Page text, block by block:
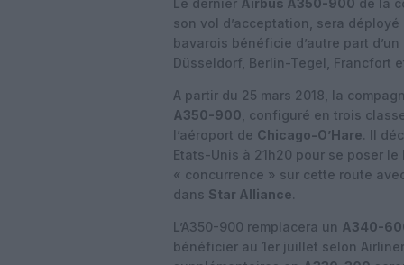
Le dernier Airbus A350-900 de la
son vol d’acceptation, sera déployé
bavarois bénéficie d’autre part d’un
Düsseldorf, Berlin-Tegel, Francfort
A partir du 25 mars 2018, la
A350-900 , configuré en trois
l’aéroport de Chicago-O’Hare. Il
Etats-Unis à 21h20 pour se poser
« concurrence » sur cette route
dans Star Alliance.
L’A350-900 remplacera un A340-
bénéficier au 1er juillet selon